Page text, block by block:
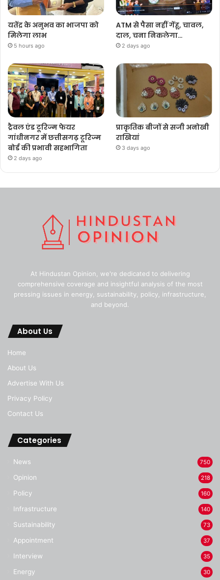
यतेंद्र के अनुभव का भाजपा को
मिलेगा लाभ
5 hours ago
ATM से पैसा नहीं गेंहू, चावल,
दाल, चना निकलेगा…
2 days ago
ट्रैवल एंड टूरिज्म फेयर
गांधीनगर में छत्तीसगढ़ टूरिज्म
बोर्ड की प्रभावी सहभागिता
2 days ago
प्राकृतिक बीजों से सजी अनोखी
राखियां
3 days ago
At Hindustan Opinion, we're dedicated to delivering
comprehensive coverage and insightful analysis of the most
pressing issues in energy, sustainability, policy, infrastructure,
and beyond.
About Us
Home
About Us
Advertise With Us
Privacy Policy
Contact Us
Categories
News 750
Opinion 218
Policy 160
Infrastructure 140
Sustainability 73
Appointment 37
Interview 35
Energy 30